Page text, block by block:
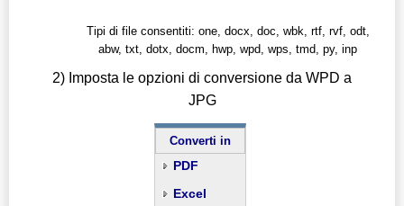
Tipi di file consentiti: one, docx, doc, wbk, rtf, rvf, odt,
abw, txt, dotx, docm, hwp, wpd, wps, tmd, py, inp
2) Imposta le opzioni di conversione da WPD a
JPG
Converti in
PDF
Excel